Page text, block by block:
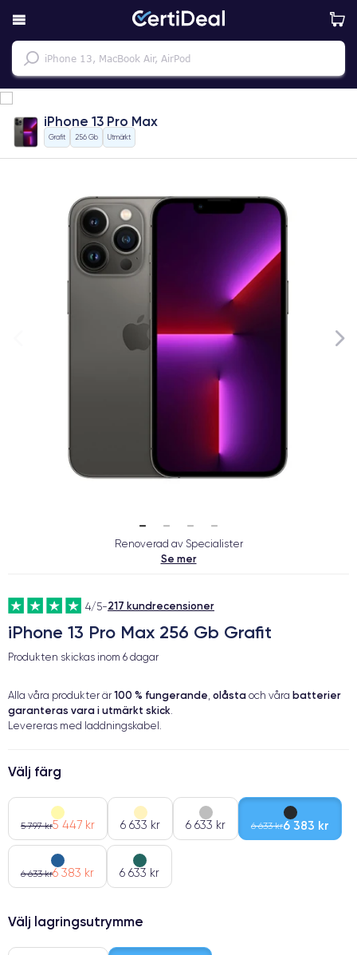
iPhone 13 Pro Max
Grafit 256 Gb Utmärkt
Renoverad av Specialister
Se mer
4/5-217 kundrecensioner
iPhone 13 Pro Max 256 Gb Grafit
Produkten skickas inom 6 dagar
Alla våra produkter är 100 % fungerande, olåsta och våra batterier
garanteras vara i utmärkt skick.
Levereras med laddningskabel.
Välj färg
5 797 kr5 447 kr 6 633 kr 6 633 kr 6 633 kr6 383 kr
6 633 kr6 383 kr 6 633 kr
Välj lagringsutrymme